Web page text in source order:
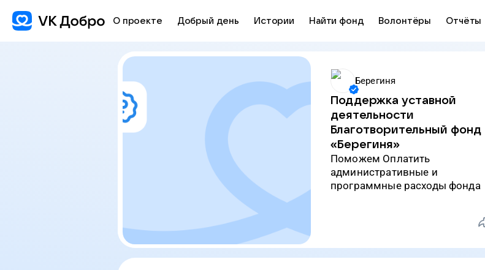
О проекте Добрый день Истории Найти фонд Волонтёры Отчёты
Берегиня
Поддержка уставной
деятельности
Благотворительный фонд
«Берегиня»
Поможем Оплатить
административные и
программные расходы фонда